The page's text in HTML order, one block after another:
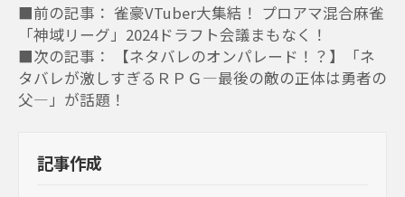
■前の記事： 雀豪VTuber大集結！ プロアマ混合麻雀
「神域リーグ」2024ドラフト会議まもなく！
■次の記事： 【ネタバレのオンパレード！？】「ネ
タバレが激しすぎるＲＰＧ―最後の敵の正体は勇者の
父―」が話題！
記事作成